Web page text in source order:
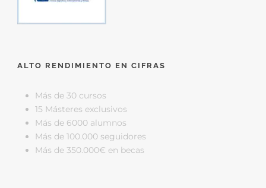
ALTO RENDIMIENTO EN CIFRAS
Más de 30 cursos
15 Másteres exclusivos
Más de 6000 alumnos
Más de 100.000 seguidores
Más de 350.000€ en becas